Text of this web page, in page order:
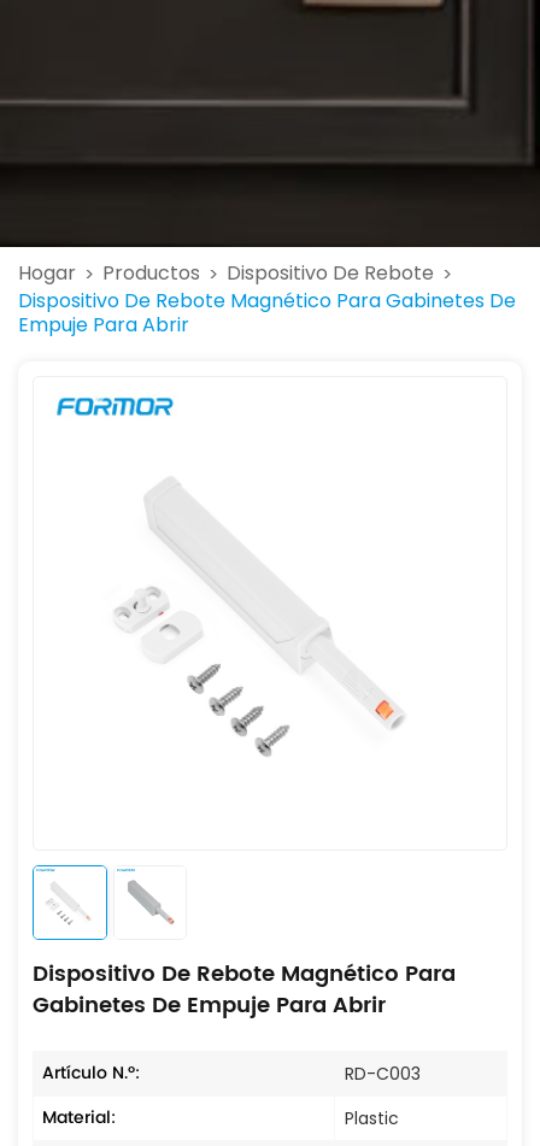
Hogar > Productos > Dispositivo De Rebote >
Dispositivo De Rebote Magnético Para Gabinetes De
Empuje Para Abrir
Dispositivo De Rebote Magnético Para
Gabinetes De Empuje Para Abrir
Artículo N.º: RD-C003
Material: Plastic